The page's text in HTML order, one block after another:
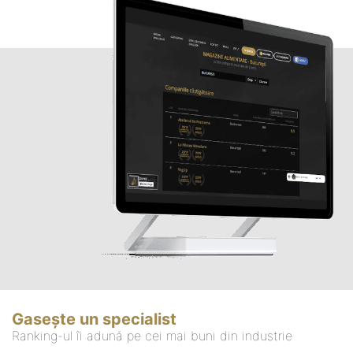
Gasește un specialist
Ranking-ul îi adună pe cei mai buni din industrie